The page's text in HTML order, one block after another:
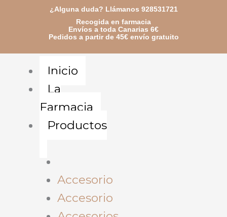
¿Alguna duda? Llámanos 928531721
Recogida en farmacia
Envíos a toda Canarias 6€
Pedidos a partir de 45€ envío gratuito
Inicio
La
Farmacia
Productos
Accesorio
Accesorio